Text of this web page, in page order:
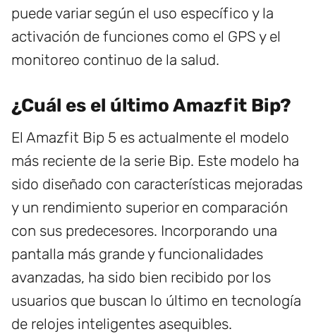
puede variar según el uso específico y la
activación de funciones como el GPS y el
monitoreo continuo de la salud.
¿Cuál es el último Amazfit Bip?
El Amazfit Bip 5 es actualmente el modelo
más reciente de la serie Bip. Este modelo ha
sido diseñado con características mejoradas
y un rendimiento superior en comparación
con sus predecesores. Incorporando una
pantalla más grande y funcionalidades
avanzadas, ha sido bien recibido por los
usuarios que buscan lo último en tecnología
de relojes inteligentes asequibles.